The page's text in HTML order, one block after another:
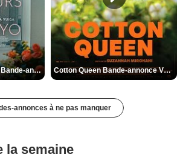
Des Fleurs pour Tokyo Bande-annonce VO STFR Cotton Queen Bande-annonce VO STFR
annonces à ne pas manquer
la semaine